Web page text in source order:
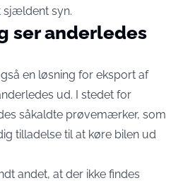
sjældent syn.
ser anderledes
en løsning for eksport af
ud. I stedet for
såkaldte prøvemærker, som
tilladelse til at køre bilen ud
andet, at der ikke findes